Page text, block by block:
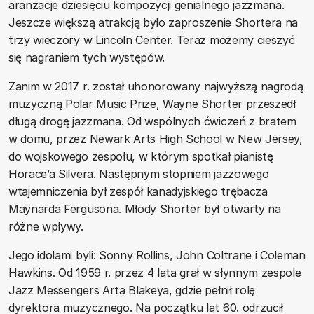
aranżacje dziesięciu kompozycji genialnego jazzmana.
Jeszcze większą atrakcją było zaproszenie Shortera na
trzy wieczory w Lincoln Center. Teraz możemy cieszyć
się nagraniem tych występów.
Zanim w 2017 r. został uhonorowany najwyższą nagrodą
muzyczną Polar Music Prize, Wayne Shorter przeszedł
długą drogę jazzmana. Od wspólnych ćwiczeń z bratem
w domu, przez Newark Arts High School w New Jersey,
do wojskowego zespołu, w którym spotkał pianistę
Horace’a Silvera. Następnym stopniem jazzowego
wtajemniczenia był zespół kanadyjskiego trębacza
Maynarda Fergusona. Młody Shorter był otwarty na
różne wpływy.
Jego idolami byli: Sonny Rollins, John Coltrane i Coleman
Hawkins. Od 1959 r. przez 4 lata grał w słynnym zespole
Jazz Messengers Arta Blakeya, gdzie pełnił rolę
dyrektora muzycznego. Na początku lat 60. odrzucił